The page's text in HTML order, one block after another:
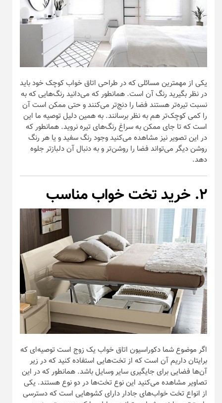
یکی از مهمترین مسائلی که در طراحی اتاق خواب کوچک خود باید
در نظر بگیرید رنگ آن است. همانطور که می‌دانید رنگ‌هایی که به
نسبت تیره‌تر هستند فضا را دنج‌تر می‌کنند و حتی ممکن است آن
را کمی کوچک‌تر هم به نظر برسانند. به همین دلیل توصیه ما این
است که تا جای ممکن به سراغ رنگ‌های تیره نروید. همانطور که
در این تصویر نیز مشاهده می‌کنید وجود رنگ سفید و یا هر رنگ
روشن دیگر می‌تواند فضا را روشن‌تر و به دنبال آن دلبازتر جلوه
دهد.
۲. خرید تخت خواب مناسب
اگر موضوع شما دکوراسیون اتاق خواب یک زوج است توصیه‌ای که
برایتان داریم آن است که از تخت‌هایی استفاده کنید که در زیر
آن‌ها فضایی برای جایگیری سایر وسایل باشد. همانطور که در این
تصاویر مشاهده می‌کنید این نوع تخت‌ها در دو نوع هستند. یکی
از انواع تخت خواب‌های جادار دارای کشو‌هایی است که دسترسی